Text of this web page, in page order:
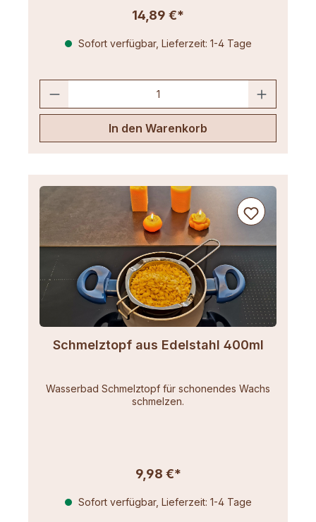
14,89 €*
Sofort verfügbar, Lieferzeit: 1-4 Tage
In den Warenkorb
Schmelztopf aus Edelstahl 400ml
Wasserbad Schmelztopf für schonendes Wachs
schmelzen.
9,98 €*
Sofort verfügbar, Lieferzeit: 1-4 Tage